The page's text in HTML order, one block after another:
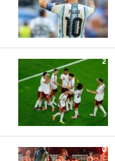
2
0